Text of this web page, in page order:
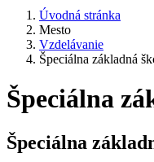
Úvodná stránka
Mesto
Vzdelávanie
Špeciálna základná
Špeciálna
Špeciálna